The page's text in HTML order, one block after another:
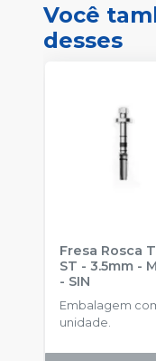
Você
desses
Fresa Rosca
ST - 3.5mm -
- SIN
Embalagem
unidade.